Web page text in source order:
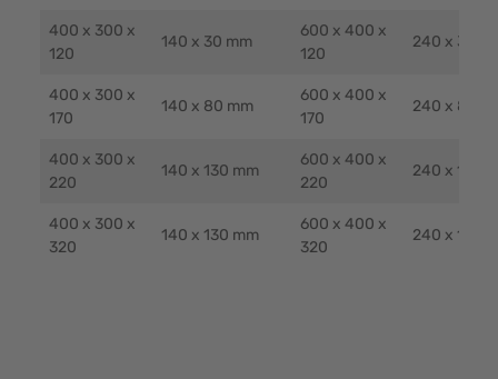
400 x 300 x
120
140 x 30 mm
600 x 400 x
120
240 x 30
400 x 300 x
170
140 x 80 mm
600 x 400 x
170
240 x 80
400 x 300 x
220
140 x 130 mm
600 x 400 x
220
240 x 130
400 x 300 x
320
140 x 130 mm
600 x 400 x
320
240 x 130